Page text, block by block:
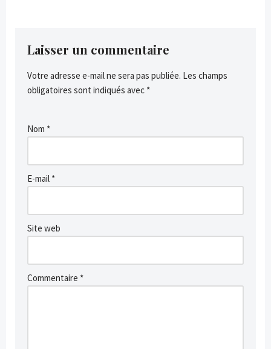
Laisser un commentaire
Votre adresse e-mail ne sera pas publiée. Les champs
obligatoires sont indiqués avec *
Nom *
E-mail *
Site web
Commentaire *